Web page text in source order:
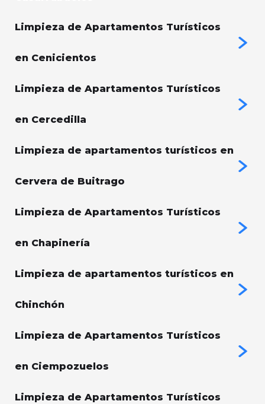
Limpieza de Apartamentos Turísticos
en Cenicientos
Limpieza de Apartamentos Turísticos
en Cercedilla
Limpieza de apartamentos turísticos en
Cervera de Buitrago
Limpieza de Apartamentos Turísticos
en Chapinería
Limpieza de apartamentos turísticos en
Chinchón
Limpieza de Apartamentos Turísticos
en Ciempozuelos
Limpieza de Apartamentos Turísticos